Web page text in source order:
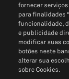
fornecer
para finalidades
funcionalidade,
e publicidade
modificar suas
botões neste
alterar sua
sobre Cookies.